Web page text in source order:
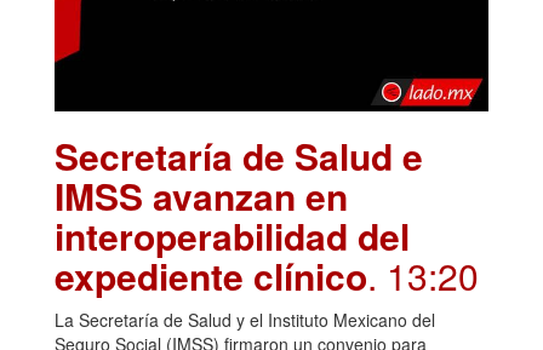
Secretaría de Salud e
IMSS avanzan en
interoperabilidad del
expediente clínico. 13:20
La Secretaría de Salud y el Instituto Mexicano del
Seguro Social (IMSS) firmaron un convenio para